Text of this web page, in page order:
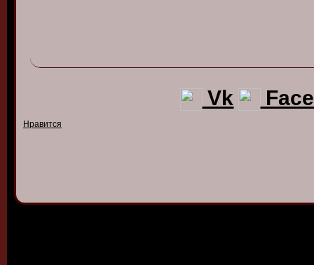
Vk
Нравится